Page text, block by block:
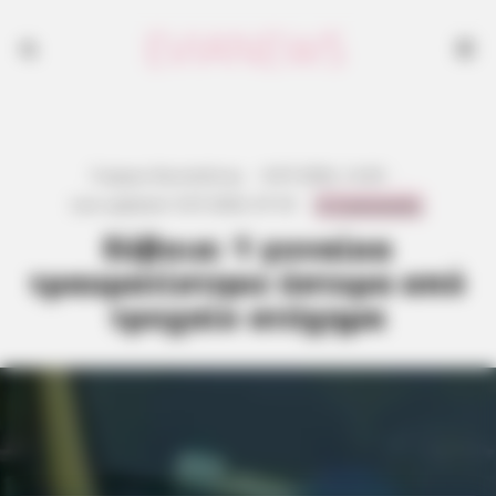
Εύβοια: 1 γυναίκα
τραυματίστηκε ύστερα από
τροχαίο ατύχημα